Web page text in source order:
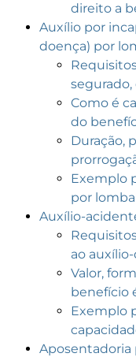
direito a
Auxílio por
doença) por
Como é
do
Duração,
Exemplo
por
Auxílio-
ao
Valor,
benefício
Exemplo